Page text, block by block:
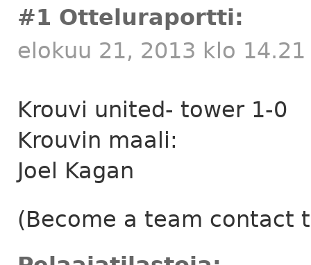
#1 Otteluraportti:
elokuu 21, 2013 klo 14.21
Krouvi united- tower 1-0
Krouvin maali:
Joel Kagan
(Become a team contact